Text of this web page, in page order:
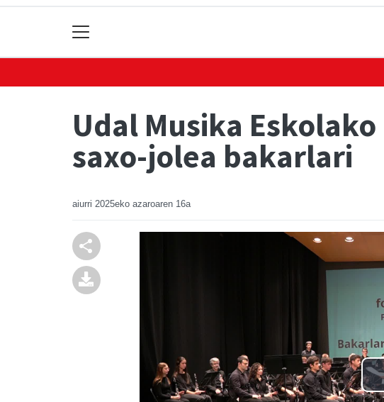
Udal Musika
saxo-jolea bakarlari
aiurri 2025eko azaroaren 16a